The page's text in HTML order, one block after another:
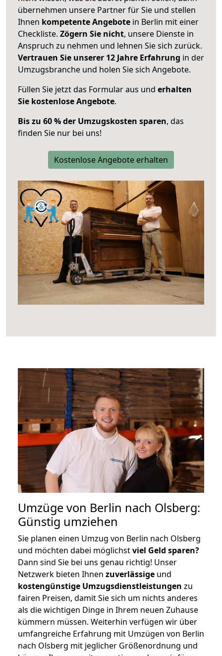
übernehmen unsere Partner für Sie und stellen
Ihnen kompetente Angebote in Berlin mit einer
Checkliste. Zögern Sie nicht, unsere Dienste in
Anspruch zu nehmen und lehnen Sie sich zurück.
Vertrauen Sie unserer 12 Jahre Erfahrung in der
Umzugsbranche und holen Sie sich Angebote.
Füllen Sie jetzt das Formular aus und erhalten
Sie kostenlose Angebote.
Bis zu 60 % der Umzugskosten sparen, das
finden Sie nur bei uns!
Kostenlose Angebote erhalten
Umzüge von Berlin nach Olsberg:
Günstig umziehen
Sie planen einen Umzug von Berlin nach Olsberg
und möchten dabei möglichstviel Geld sparen?
Dann sind Sie bei uns genau richtig! Unser
Netzwerk bieten Ihnen zuverlässige und
kostengünstige Umzugsdienstleistungen zu
fairen Preisen, damit Sie sich um nichts anderes
als die wichtigen Dinge in Ihrem neuen Zuhause
kümmern müssen. Weiterhin verfügen wir über
umfangreiche Erfahrung mit Umzügen von Berlin
nach Olsberg mit jeglicher Größenordnung und